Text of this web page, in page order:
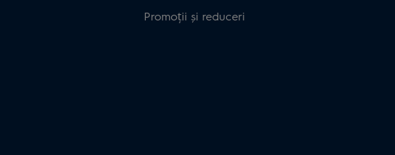
Promoții și reduceri